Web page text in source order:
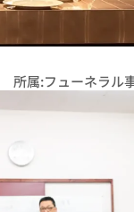
所属:フューネラル